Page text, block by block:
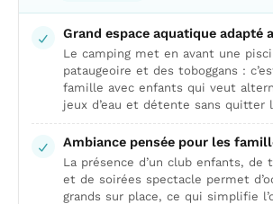
Grand espace aquatique adapté
Le camping met en avant une
pataugeoire et des toboggans :
famille avec enfants qui veut
jeux d’eau et détente sans quitter
Ambiance pensée pour les
La présence d’un club enfants, de
et de soirées spectacle permet
grands sur place, ce qui simplifie